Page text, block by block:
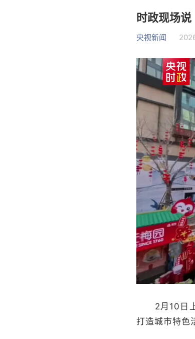
时政现场
央视新闻
2月10日上
打造城市特色